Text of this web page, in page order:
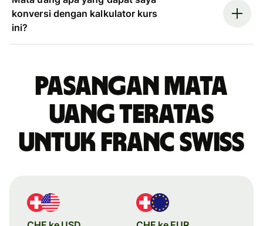
konversi dengan kalkulator kurs
ini?
Pasangan mata
uang teratas
untuk franc Swiss